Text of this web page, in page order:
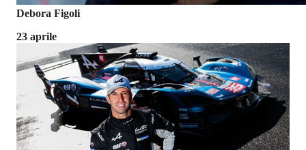
Debora Figoli
23 aprile